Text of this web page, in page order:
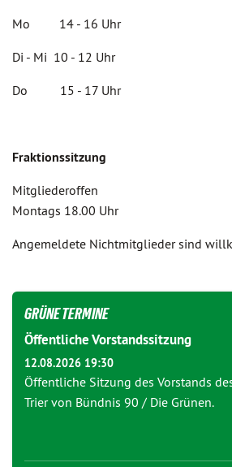
Mo 14 - 16 Uhr
Di - Mi 10 - 12 Uhr
Do 15 - 17 Uhr
Fraktionssitzung
Mitgliederoffen
Montags 18.00 Uhr
Angemeldete Nichtmitglieder sind
GRÜNE TERMINE
Öffentliche Vorstandssitzung
12.08.2026 19:30
Öffentliche Sitzung des Vorstands
Trier von Bündnis 90 / Die Grünen.